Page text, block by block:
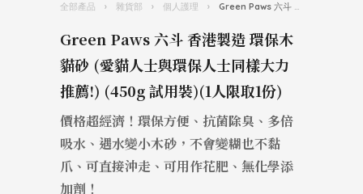
全部產品 › 雜貨部 › 個人護理 › Green Paws 六斗 香港製造 環保木貓砂 (愛貓人士與環保人士同樣大力推薦!) (450g 試用裝)(1人限取1份)
Green Paws 六斗 香港製造 環保木
貓砂 (愛貓人士與環保人士同樣大力
推薦!) (450g 試用裝)(1人限取1份)
價格超經濟！環保方便、抗菌除臭、多倍
吸水、遇水變小木砂，不會變糊也不黏
爪、可直接沖走、可用作花肥、無化學添
加劑！